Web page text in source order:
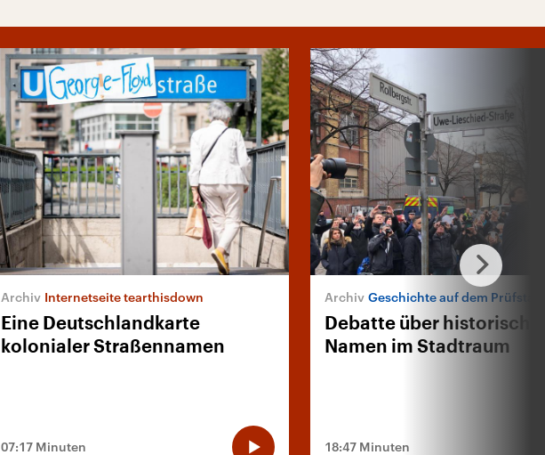
Internetseite tearthisdown
Eine Deutschlandkarte
kolonialer Straßennamen
07:17 Minuten
Geschichte auf dem
Debatte über historische
Namen im Stadtraum
18:47 Minuten